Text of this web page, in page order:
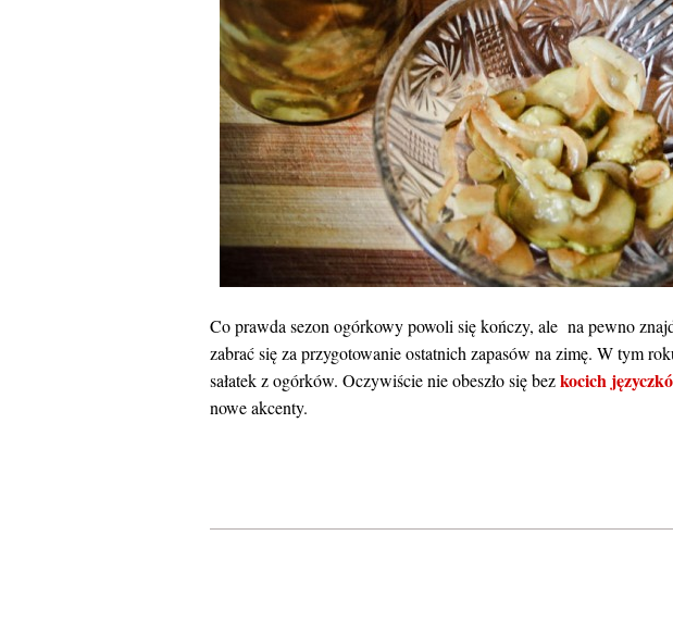
Co prawda sezon ogórkowy powoli się kończy, ale na pewno
zabrać się za przygotowanie ostatnich zapasów na zimę. W tym
sałatek z ogórków. Oczywiście nie obeszło się bezkocich
nowe akcenty.